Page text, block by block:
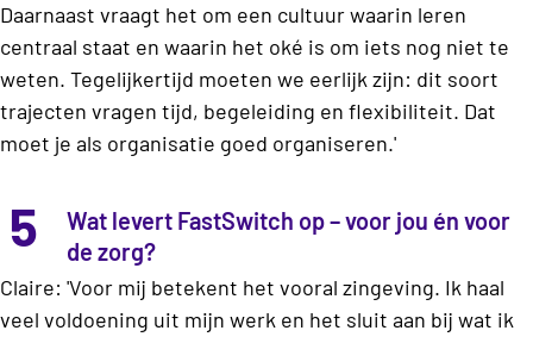
Daarnaast vraagt het om een cultuur waarin leren
centraal staat en waarin het oké is om iets nog niet te
weten. Tegelijkertijd moeten we eerlijk zijn: dit soort
trajecten vragen tijd, begeleiding en flexibiliteit. Dat
moet je als organisatie goed organiseren.'
5
Wat levert FastSwitch op – voor jou én voor
de zorg?
Claire: 'Voor mij betekent het vooral zingeving. Ik haal
veel voldoening uit mijn werk en het sluit aan bij wat ik